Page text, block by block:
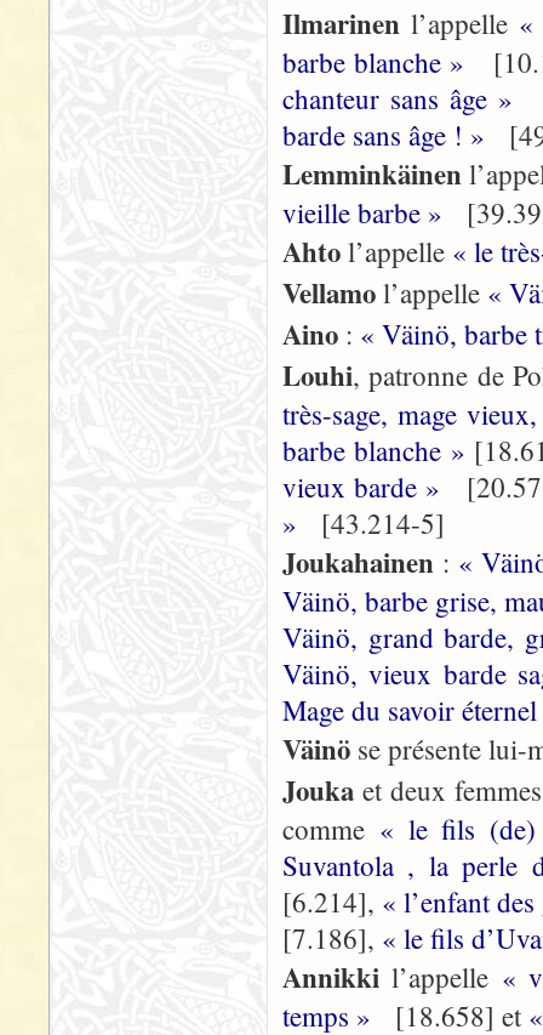
Ilmarinen l’appelle «
barbe blanche »
chanteur sans âge »
barde sans âge ! »
Lemminkäinen
vieille barbe »
Ahto l’appelle « le
Vellamo l’appelle «
Aino : « Väinö, barbe
Louhi, patronne de
très-sage, mage
barbe blanche »
vieux barde »
»
[43.214-5]
Joukahainen : «
Väinö, barbe grise,
Väinö, grand barde,
Väinö, vieux barde
Mage du savoir
Väinö se présente lui-
Jouka et deux
comme « le fils
Suvantola , la perle
[6.214], « l’enfant
[7.186], « le fils
Annikki l’appelle «
temps »
[18.658] et